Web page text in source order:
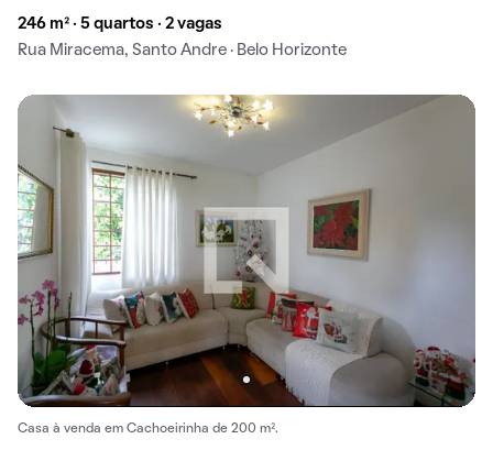
246 m² · 5 quartos · 2 vagas
Rua Miracema, Santo Andre · Belo Horizonte
Casa à venda em Cachoeirinha de 200 m².